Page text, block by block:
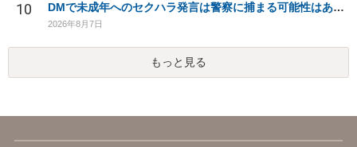
10 DMで未成年へのセクハラ発言は警察に捕まる可能性はありますか
2026年8月7日
もっと見る